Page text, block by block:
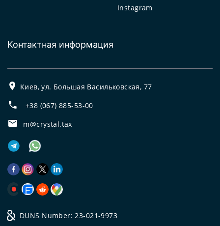
Instagram
Контактная информация
Киев, ул. Большая Васильковская, 77
+38 (067) 885-53-00
m@crystal.tax
DUNS Number: 23-021-9973